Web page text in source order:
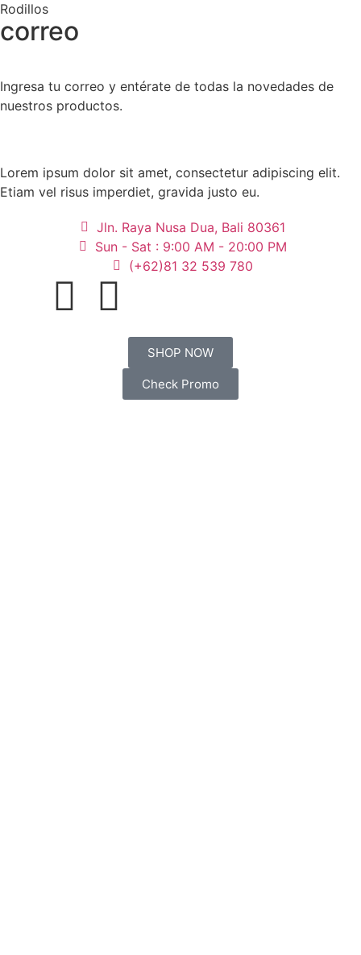
Rodillos
correo
Ingresa tu correo y entérate de todas la novedades de
nuestros productos.
Lorem ipsum dolor sit amet, consectetur adipiscing elit.
Etiam vel risus imperdiet, gravida justo eu.
Jln. Raya Nusa Dua, Bali 80361
Sun - Sat : 9:00 AM - 20:00 PM
(+62)81 32 539 780
SHOP NOW
Check Promo